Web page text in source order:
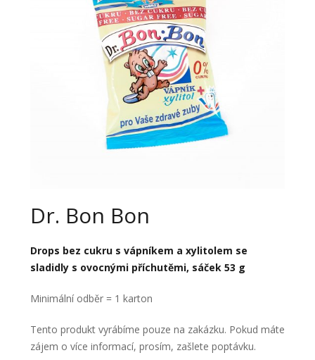
Dr. Bon Bon
Drops bez cukru s vápníkem a xylitolem se
sladidly s ovocnými příchutěmi, sáček 53 g
Minimální odběr = 1 karton
Tento produkt vyrábíme pouze na zakázku. Pokud máte
zájem o více informací, prosím, zašlete poptávku.